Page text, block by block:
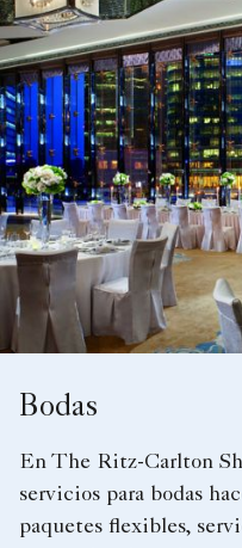
Bodas
En The Ritz-Carlton
servicios para bodas
paquetes flexibles,